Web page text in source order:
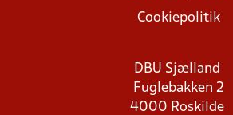
Cookiepolitik
DBU Sjælland
Fuglebakken 2
4000 Roskilde